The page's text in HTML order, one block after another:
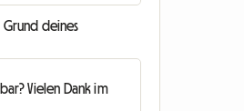
Grund deines